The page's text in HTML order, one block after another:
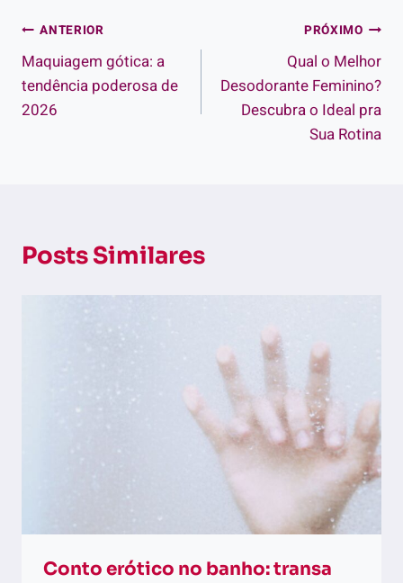
Navegação
de
Post
ANTERIOR
Maquiagem gótica: a
tendência poderosa de
2026
PRÓXIMO
Qual o Melhor
Desodorante Feminino?
Descubra o Ideal pra
Sua Rotina
Posts Similares
Conto erótico no banho: transa